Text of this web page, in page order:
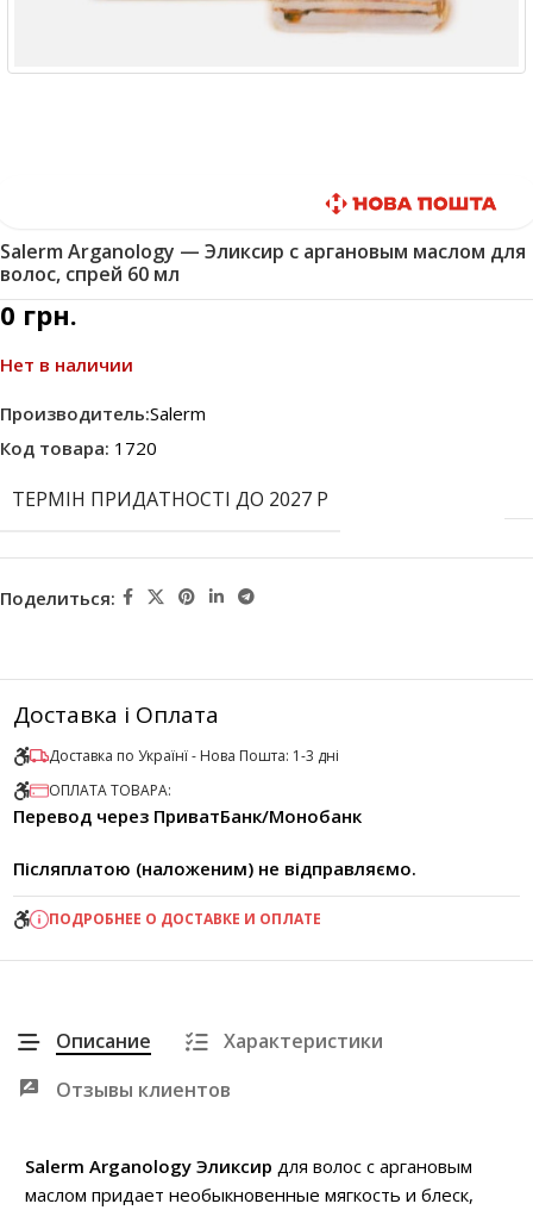
Salerm Arganology — Эликсир с аргановым маслом для
волос, спрей 60 мл
0 грн.
Нет в наличии
Производитель:Salerm
Код товара: 1720
ТЕРМІН ПРИДАТНОСТІ ДО 2027 Р
Поделиться:
Доставка і Оплата
Доставка по Українї - Нова Пошта: 1-3 дні
ОПЛАТА ТОВАРА:
Перевод через ПриватБанк/Монобанк
Післяплатою (наложеним) не відправляємо.
ПОДРОБНЕЕ О ДОСТАВКЕ И ОПЛАТЕ
Описание
Характеристики
Отзывы клиентов
Salerm Arganology Эликсир для волос с аргановым
маслом придает необыкновенные мягкость и блеск,